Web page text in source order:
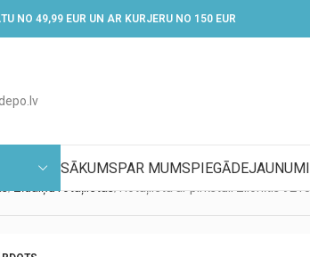
NO 49,99 EUR UN AR KURJERU NO 150 EUR
SĀKUMSPAR MUMSPIEGĀDEJAUNUMI